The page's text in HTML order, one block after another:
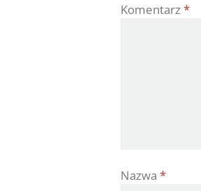
Komentarz*
Nazwa *